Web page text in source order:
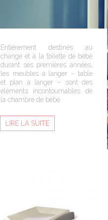
Entièrement destinés au
change et à la toilette de bébé
durant ses premières années,
les meubles à langer – table
et plan à langer – sont des
éléments incontournables de
la chambre de bébé.
LIRE LA SUITE